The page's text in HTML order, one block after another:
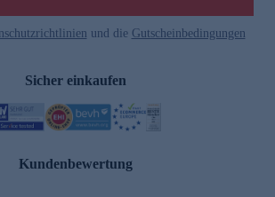
und die Gutscheinbedingungen
Sicher einkaufen
Kundenbewertung